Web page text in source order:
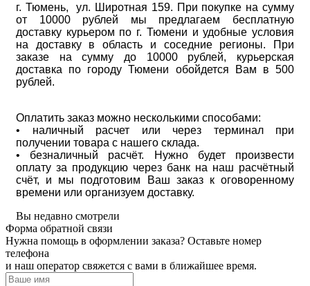
г. Тюмень, ул. Широтная 159. При покупке на сумму
от 10000 рублей мы предлагаем бесплатную
доставку курьером по г. Тюмени и удобные условия
на доставку в область и соседние регионы. При
заказе на сумму до 10000 рублей, курьерская
доставка по городу Тюмени обойдется Вам в 500
рублей.
Оплатить заказ можно несколькими способами:
• наличный расчет или через терминал при
получении товара с нашего склада.
• безналичный расчёт. Нужно будет произвести
оплату за продукцию через банк на наш расчётный
счёт, и мы подготовим Ваш заказ к оговоренному
времени или организуем доставку.
Вы недавно смотрели
Форма обратной связи
Нужна помощь в оформлении заказа? Оставьте номер
телефона
и наш оператор свяжется с вами в ближайшее время.